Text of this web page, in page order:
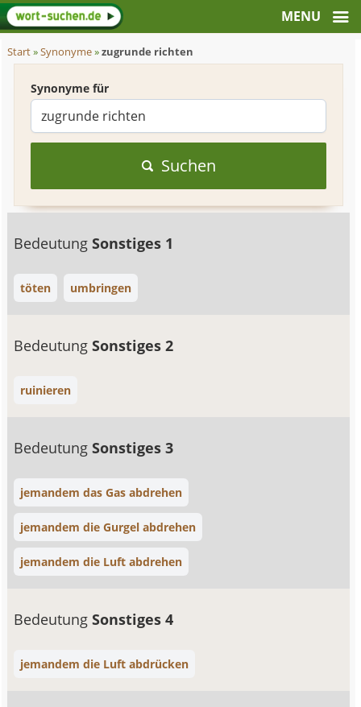
Start»Synonyme»zugrunde richten
Synonyme für
Suchen
BedeutungSonstiges 1
töten umbringen
BedeutungSonstiges 2
ruinieren
BedeutungSonstiges 3
jemandem das Gas abdrehen
jemandem die Gurgel abdrehen
jemandem die Luft abdrehen
BedeutungSonstiges 4
jemandem die Luft abdrücken